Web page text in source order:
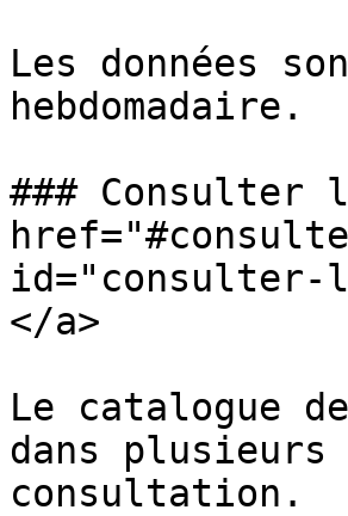
Les données
hebdomadaire.
### Consulter
id="consulter-
</a>
Le catalogue
dans
consultation.